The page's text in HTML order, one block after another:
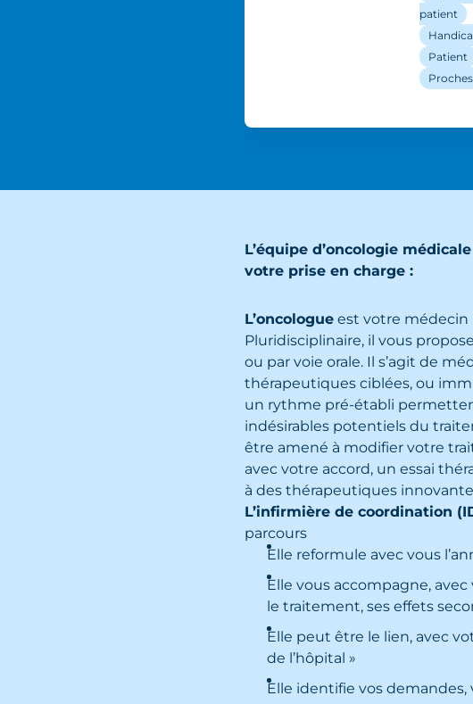
patient
Patient
Proches
L’équipe d’oncologie
votre prise en charge :
L’oncologue est votre médecin
Pluridisciplinaire, il vous
ou par voie orale. Il s’agit de
thérapeutiques ciblées, ou
un rythme pré-établi
indésirables potentiels du
être amené à modifier votre
avec votre accord, un essai
à des thérapeutiques
L’infirmière de coordination
parcours
Elle reformule avec vous
Elle vous accompagne,
le traitement, ses effets
Elle peut être le lien, avec
de l’hôpital »
Elle identifie vos